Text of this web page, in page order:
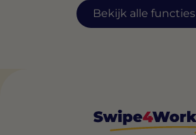
Bekijk alle functies